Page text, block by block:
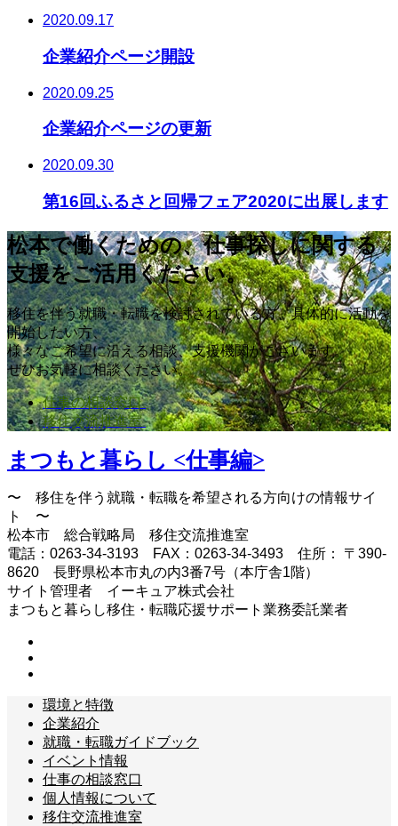
2020.09.17
企業紹介ページ開設
2020.09.25
企業紹介ページの更新
2020.09.30
第16回ふるさと回帰フェア2020に出展します
松本で働くための、仕事探しに関する
支援をご活用ください。
移住を伴う就職・転職を検討されている方、具体的に活動を
開始したい方、
様々なご希望に沿える相談、支援機関がございます。
ぜひお気軽に相談ください。
仕事の相談窓口
移住交流推進室
まつもと暮らし <仕事編>
〜 移住を伴う就職・転職を希望される方向けの情報サイ
ト 〜
松本市 総合戦略局 移住交流推進室
電話：0263-34-3193 FAX：0263-34-3493 住所： 〒390-
8620 長野県松本市丸の内3番7号（本庁舎1階）
サイト管理者 イーキュア株式会社
まつもと暮らし移住・転職応援サポート業務委託業者
環境と特徴
企業紹介
就職・転職ガイドブック
イベント情報
仕事の相談窓口
個人情報について
移住交流推進室